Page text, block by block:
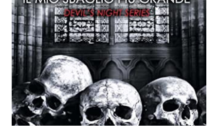
angelo puro, Elemiah. Ma, a differenza di cosa pensano,
l'angelo non ha intenzione di fare una strage, piuttosto è lì
per avvertili che Mikael non è più "l'angelo puro" che
credono e che potrebbe aver ucciso altri mezzi angeli, tipo
Rafael. A quelle parole, Haniel seguito da altri ibridi, si reca
nell'appartamento, senza risultati. Infine cercano nella
chiesetta. Lì trovano Rafael alle prese con gli angeli puri,
ma questa volta ...